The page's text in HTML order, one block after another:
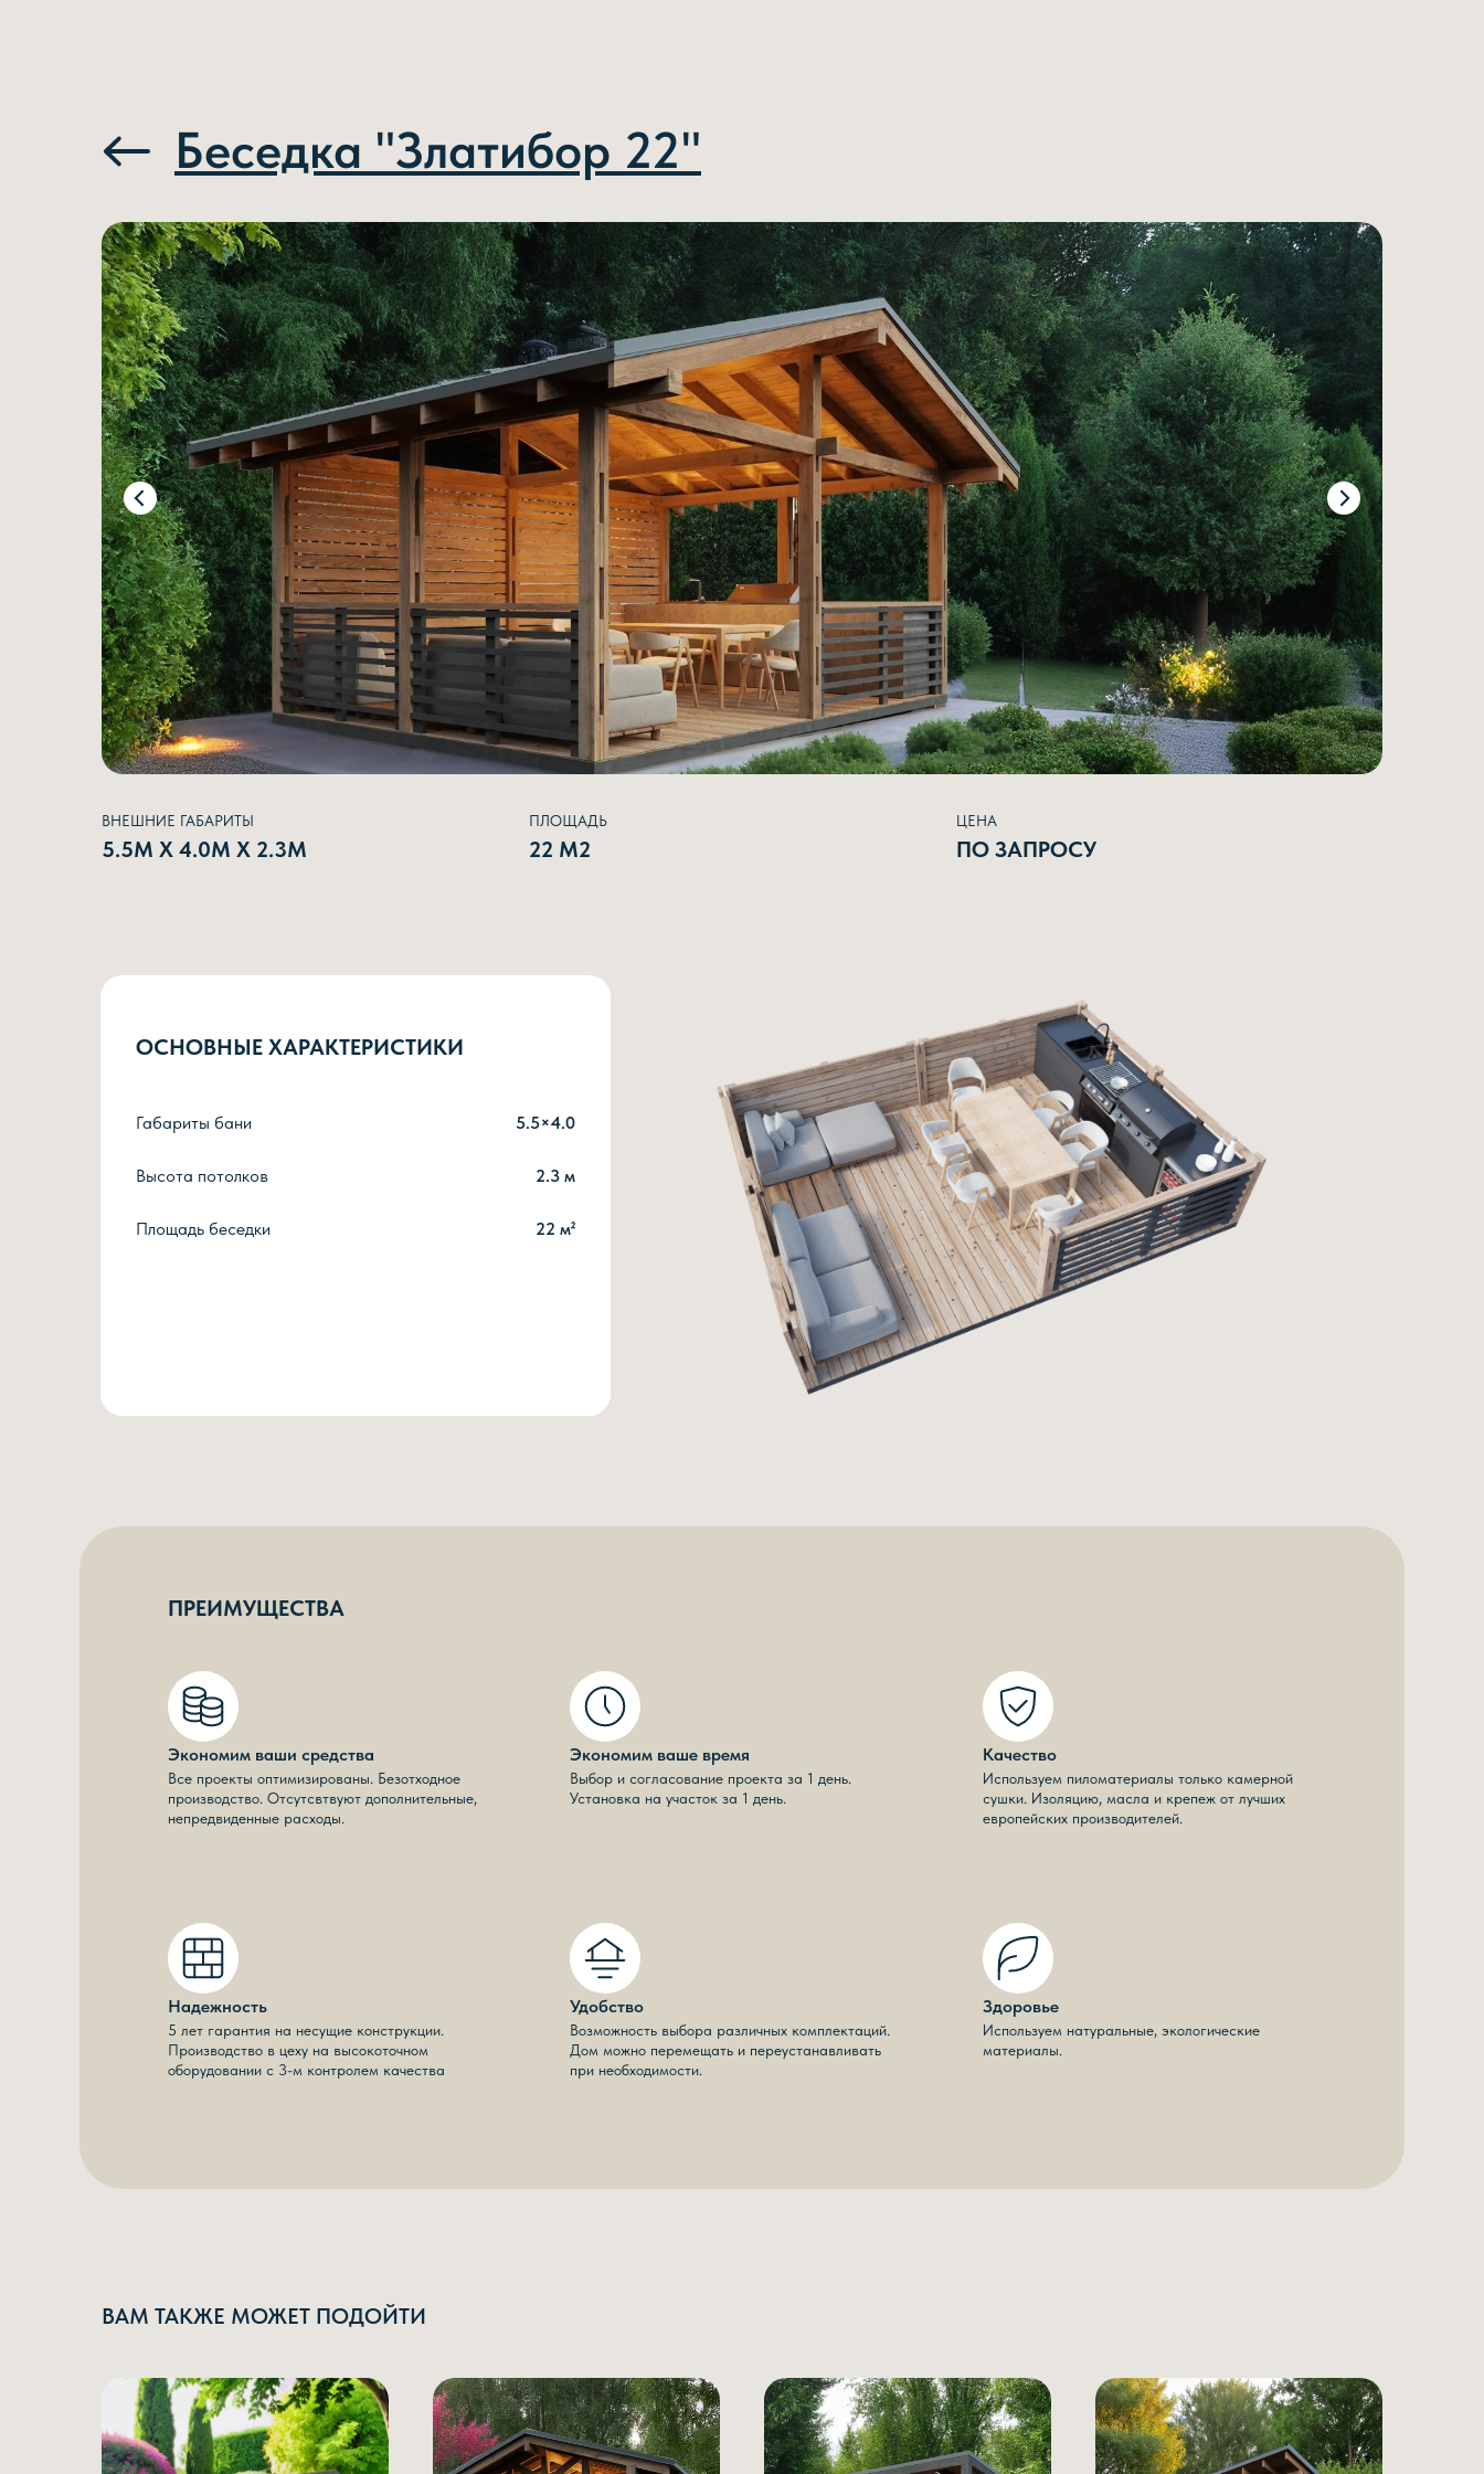
Беседка "Златибор 22"
ВНЕШНИЕ ГАБАРИТЫ
5.5М Х 4.0М Х 2.3М
ПЛОЩАДЬ
22 М2
ЦЕНА
ПО ЗАПРОСУ
ОСНОВНЫЕ ХАРАКТЕРИСТИКИ
Габариты бани 5.5×4.0
Высота потолков 2.3 м
Площадь беседки 22 м²
Экономим ваше время
Выбор и согласование проекта за 1 день.
Установка на участок за 1 день.
Экономим ваши средства
Все проекты оптимизированы. Безотходное
производство. Отсутсвтвуют дополнительные,
непредвиденные расходы.
Качество
Используем пиломатериалы только камерной
сушки. Изоляцию, масла и крепеж от лучших
европейских производителей.
Надежность
5 лет гарантия на несущие конструкции.
Производство в цеху на высокоточном
оборудовании с 3-м контролем качества
Здоровье
Используем натуральные, экологические
материалы.
Удобство
Возможность выбора различных комплектаций.
Дом можно перемещать и переустанавливать
при необходимости.
ПРЕИМУЩЕСТВА
ВАМ ТАКЖЕ МОЖЕТ ПОДОЙТИ